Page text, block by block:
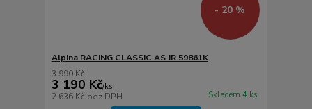
- 20 %
Alpina RACING CLASSIC AS JR 59861K
3 990 Kč
3 190 Kč/ks
2 636 Kč bez DPH Skladem 4 ks